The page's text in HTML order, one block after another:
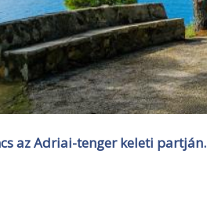
az Adriai-tenger keleti partján.